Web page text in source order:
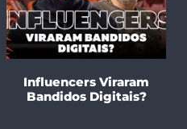
Influencers Viraram
Bandidos Digitais?